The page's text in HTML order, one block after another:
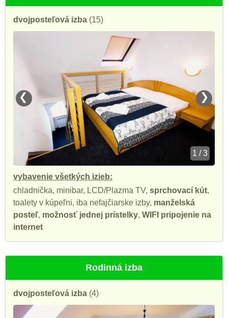
dvojposteľová izba (15)
❮ ❯
1 / 3
vybavenie všetkých izieb:
chladnička, minibar, LCD/Plazma TV, sprchovací kút,
toalety v kúpeľni, iba nefajčiarske izby, manželská
posteľ, možnosť jednej prístelky, WIFI pripojenie na
internet
Rodinná izba
dvojposteľová izba (4)